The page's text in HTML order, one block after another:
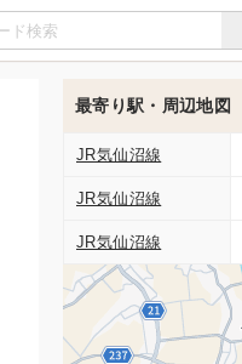
最寄り駅・周辺地図
JR気仙沼線
JR気仙沼線
JR気仙沼線